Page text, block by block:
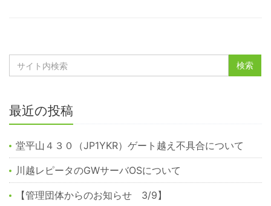
最近の投稿
堂平山４３０（JP1YKR）ゲート越え不具合について
川越レピータのGWサーバOSについて
【管理団体からのお知らせ 3/9】